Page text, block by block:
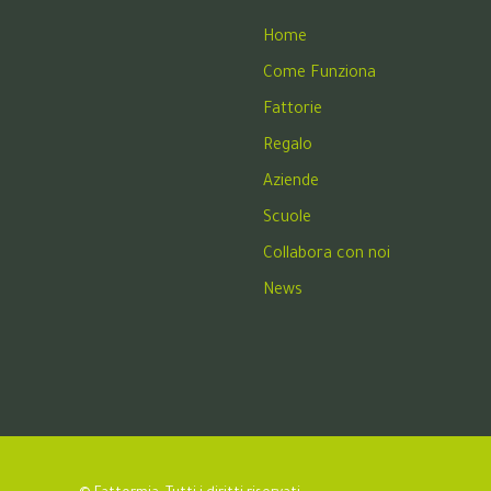
Home
Come Funziona
Fattorie
Regalo
Aziende
Scuole
Collabora con noi
News